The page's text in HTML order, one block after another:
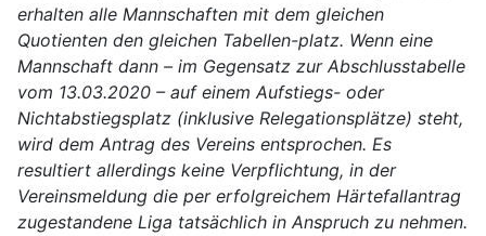
erhalten alle Mannschaften mit dem gleichen
Quotienten den gleichen Tabellen-platz. Wenn eine
Mannschaft dann – im Gegensatz zur Abschlusstabelle
vom 13.03.2020 – auf einem Aufstiegs- oder
Nichtabstiegsplatz (inklusive Relegationsplätze) steht,
wird dem Antrag des Vereins entsprochen. Es
resultiert allerdings keine Verpflichtung, in der
Vereinsmeldung die per erfolgreichem Härtefallantrag
zugestandene Liga tatsächlich in Anspruch zu nehmen.